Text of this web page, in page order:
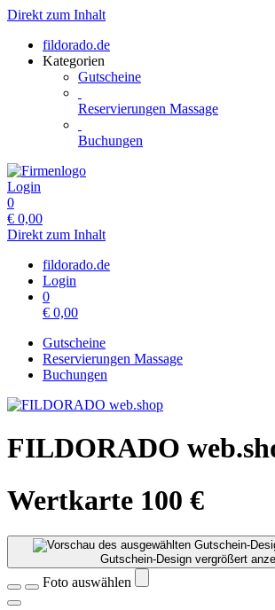
Direkt zum Inhalt
fildorado.de
Kategorien
Gutscheine
Reservierungen Massage
Buchungen
Login
0
€ 0,00
Direkt zum Inhalt
fildorado.de
Login
0
€ 0,00
Gutscheine
Reservierungen Massage
Buchungen
FILDORADO
Wertkarte 100 €
Gutschein-Design vergrößert
Foto auswählen